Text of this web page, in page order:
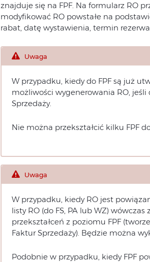
znajduje się na FPF. Na formularz RO
modyfikować RO powstałe na
rabat, datę wystawienia, termin
Uwaga
W przypadku, kiedy do FPF są już
możliwości wygenerowania RO, jeśli
Sprzedaży.
Nie można przekształcić kilku FPF
Uwaga
W przypadku, kiedy RO jest
listy RO (do FS, PA lub WZ)
przekształceń z poziomu FPF
Faktur Sprzedaży). Będzie można
Podobnie w przypadku, kiedy FPF